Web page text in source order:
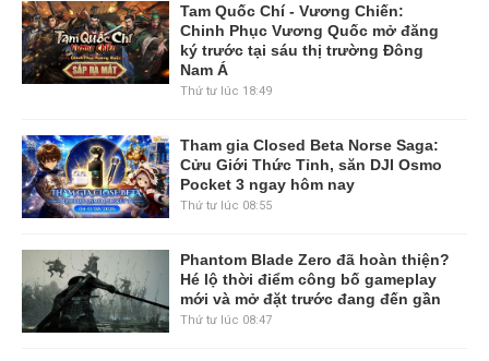
Tam Quốc Chí - Vương Chiến:
Chinh Phục Vương Quốc mở đăng
ký trước tại sáu thị trường Đông
Nam Á
Thứ tư lúc 18:49
Tham gia Closed Beta Norse Saga:
Cửu Giới Thức Tỉnh, săn DJI Osmo
Pocket 3 ngay hôm nay
Thứ tư lúc 08:55
Phantom Blade Zero đã hoàn thiện?
Hé lộ thời điểm công bố gameplay
mới và mở đặt trước đang đến gần
Thứ tư lúc 08:47